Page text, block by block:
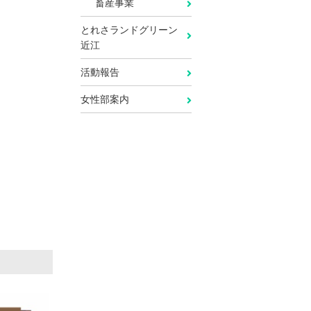
畜産事業
とれさランドグリーン
近江
活動報告
女性部案内